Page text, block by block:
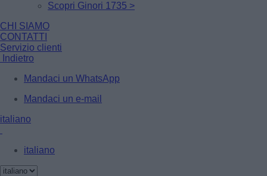
Scopri Ginori 1735 >
CHI SIAMO
CONTATTI
Servizio clienti
Indietro
Mandaci un WhatsApp
Mandaci un e-mail
italiano
italiano